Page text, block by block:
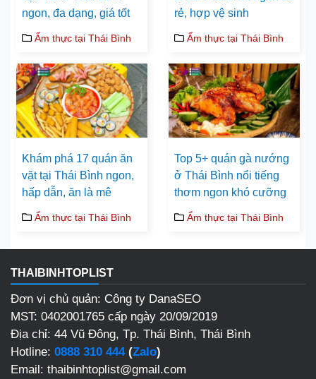
ngon, đa dạng, giá tốt
Ẩm thực tại Thái Bình
rẻ, hợp vệ sinh
Ẩm thực tại Thái Bình
Khám phá 17 quán ăn
vặt tại Thái Bình ngon,
hấp dẫn, ăn là mê
Ẩm thực tại Thái Bình
Top 5+ quán gà nướng
ở Thái Bình nổi tiếng
thơm ngon khó cưỡng
Ẩm thực tại Thái Bình
THAIBINHTOPLIST
Đơn vị chủ quản: Công ty DanaSEO
MST: 0402001765 cấp ngày 20/09/2019
Địa chỉ: 44 Vũ Đông, Tp. Thái Bình, Thái Bình
Hotline: 0888 310 444(Zalo)
Email: thaibinhtoplist@gmail.com